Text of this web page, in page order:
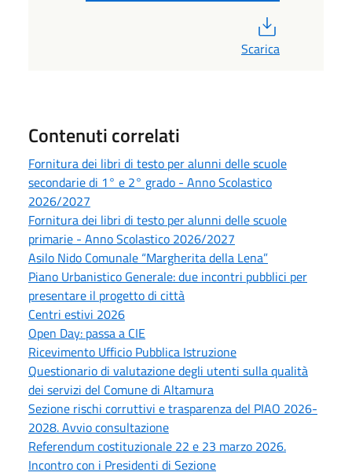
Scarica
Contenuti correlati
Fornitura dei libri di testo per alunni delle scuole
secondarie di 1° e 2° grado - Anno Scolastico
2026/2027
Fornitura dei libri di testo per alunni delle scuole
primarie - Anno Scolastico 2026/2027
Asilo Nido Comunale “Margherita della Lena”
Piano Urbanistico Generale: due incontri pubblici per
presentare il progetto di città
Centri estivi 2026
Open Day: passa a CIE
Ricevimento Ufficio Pubblica Istruzione
Questionario di valutazione degli utenti sulla qualità
dei servizi del Comune di Altamura
Sezione rischi corruttivi e trasparenza del PIAO 2026-
2028. Avvio consultazione
Referendum costituzionale 22 e 23 marzo 2026.
Incontro con i Presidenti di Sezione